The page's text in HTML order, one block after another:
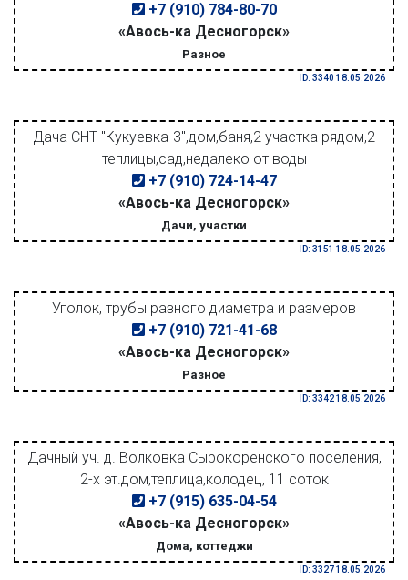
+7 (910) 784-80-70
«Авось-ка Десногорск»
Разное
ID: 3340 18.05.2026
Дача СНТ "Кукуевка-3",дом,баня,2 участка рядом,2
теплицы,сад,недалеко от воды
+7 (910) 724-14-47
«Авось-ка Десногорск»
Дачи, участки
ID: 3151 18.05.2026
Уголок, трубы разного диаметра и размеров
+7 (910) 721-41-68
«Авось-ка Десногорск»
Разное
ID: 3342 18.05.2026
Дачный уч. д. Волковка Сырокоренского поселения,
2-х эт.дом,теплица,колодец, 11 соток
+7 (915) 635-04-54
«Авось-ка Десногорск»
Дома, коттеджи
ID: 3327 18.05.2026